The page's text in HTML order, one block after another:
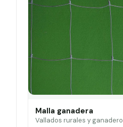
Malla ganadera
Vallados rurales y